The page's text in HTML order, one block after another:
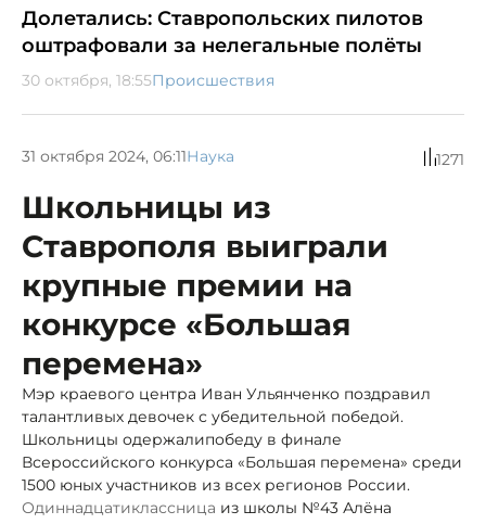
Долетались: Ставропольских пилотов
оштрафовали за нелегальные полёты
30 октября, 18:55Происшествия
31 октября 2024, 06:11Наука 1271
Школьницы из
Ставрополя выиграли
крупные премии на
конкурсе «Большая
перемена»
Мэр краевого центра Иван Ульянченко поздравил
талантливых девочек с убедительной победой.
Школьницы одержалипобеду в финале
Всероссийского конкурса «Большая перемена» среди
1500 юных участников из всех регионов России.
Одиннадцатиклассница из школы №43 Алёна